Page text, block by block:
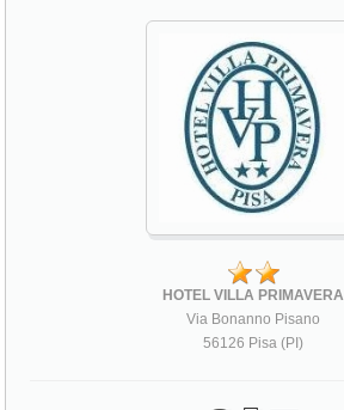
HOTEL VILLA PRIMAVERA
Via Bonanno Pisano
56126 Pisa (PI)